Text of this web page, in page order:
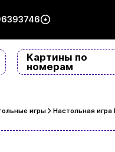
Картины по
номерам
игры Настольная